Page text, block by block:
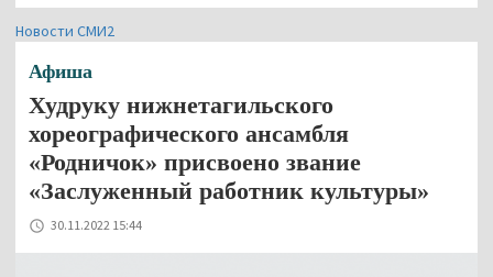
Новости СМИ2
Афиша
Худруку нижнетагильского
хореографического ансамбля
«Родничок» присвоено звание
«Заслуженный работник культуры»
30.11.2022 15:44